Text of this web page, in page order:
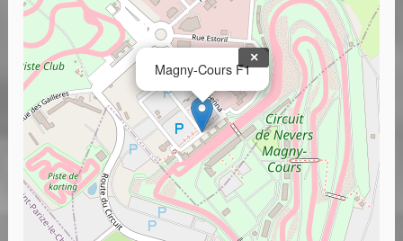
Magny-Cours F1
×